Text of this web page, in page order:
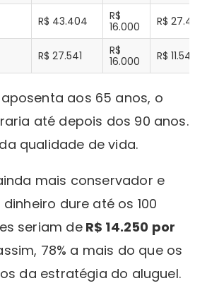
R$ 43.404
R$
16.000
R$ 27.404
R$ 27.541
R$
16.000
R$ 11.541
aos 65 anos, o
até depois dos 90 anos.
qualidade de vida.
mais conservador e
dure até os 100
seriam deR$ 14.250 por
78% a mais do que os
da estratégia do aluguel.